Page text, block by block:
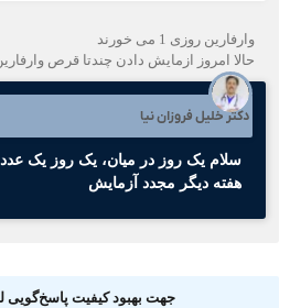
روزی 1 می خورند
امروز ازمایش دادن چندتا قرص وارفارین
دکتر خلیل فروزان نیا
سلام یک روز در میان، یک روز یک عدد روز
هفته دیگر مجدد آزمایش
جهت بهبود کیفیت پاسخ‌گویی لطفا